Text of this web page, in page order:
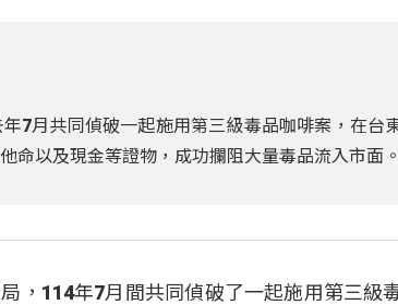
7月共同偵破一起施用第三級毒品咖啡案，在台
命以及現金等證物，成功攔阻大量毒品流入市面。
，114年7月間共同偵破了一起施用第三級